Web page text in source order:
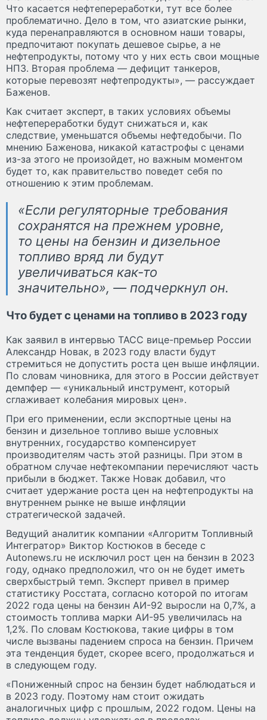
Что касается нефтепереработки, тут все более
проблематично. Дело в том, что азиатские рынки,
куда перенаправляются в основном наши товары,
предпочитают покупать дешевое сырье, а не
нефтепродукты, потому что у них есть свои мощные
НПЗ. Вторая проблема — дефицит танкеров,
которые перевозят нефтепродукты», — рассуждает
Баженов.
Как считает эксперт, в таких условиях объемы
нефтепереработки будут снижаться и, как
следствие, уменьшатся объемы нефтедобычи. По
мнению Баженова, никакой катастрофы с ценами
из-за этого не произойдет, но важным моментом
будет то, как правительство поведет себя по
отношению к этим проблемам.
«Если регуляторные требования
сохранятся на прежнем уровне,
то цены на бензин и дизельное
топливо вряд ли будут
увеличиваться как-то
значительно», — подчеркнул он.
Что будет с ценами на топливо в 2023 году
Как заявил в интервью ТАСС вице-премьер России
Александр Новак, в 2023 году власти будут
стремиться не допустить роста цен выше инфляции.
По словам чиновника, для этого в России действует
демпфер — «уникальный инструмент, который
сглаживает колебания мировых цен».
При его применении, если экспортные цены на
бензин и дизельное топливо выше условных
внутренних, государство компенсирует
производителям часть этой разницы. При этом в
обратном случае нефтекомпании перечисляют часть
прибыли в бюджет. Также Новак добавил, что
считает удержание роста цен на нефтепродукты на
внутреннем рынке не выше инфляции
стратегической задачей.
Ведущий аналитик компании «Алгоритм Топливный
Интегратор» Виктор Костюков в беседе с
Autonews.ru не исключил рост цен на бензин в 2023
году, однако предположил, что он не будет иметь
сверхбыстрый темп. Эксперт привел в пример
статистику Росстата, согласно которой по итогам
2022 года цены на бензин АИ-92 выросли на 0,7%, а
стоимость топлива марки АИ-95 увеличилась на
1,2%. По словам Костюкова, такие цифры в том
числе вызваны падением спроса на бензин. Причем
эта тенденция будет, скорее всего, продолжаться и
в следующем году.
«Пониженный спрос на бензин будет наблюдаться и
в 2023 году. Поэтому нам стоит ожидать
аналогичных цифр с прошлым, 2022 годом. Цены на